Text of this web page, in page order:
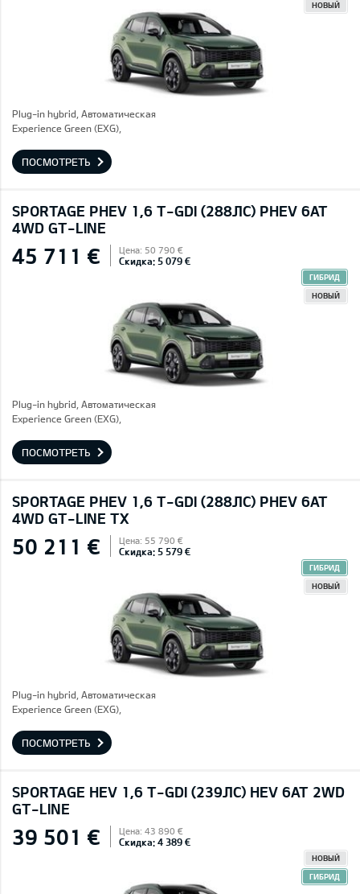
НОВЫЙ
Plug-in hybrid, Автоматическая
Experience Green (EXG),
ПОСМОТРЕТЬ
SPORTAGE PHEV 1,6 T-GDI (288ЛС) PHEV 6AT
4WD GT-LINE
45 711 € Цена: 50 790 €
Скидка: 5 079 €
ГИБРИД
НОВЫЙ
Plug-in hybrid, Автоматическая
Experience Green (EXG),
ПОСМОТРЕТЬ
SPORTAGE PHEV 1,6 T-GDI (288ЛС) PHEV 6AT
4WD GT-LINE TX
50 211 € Цена: 55 790 €
Скидка: 5 579 €
ГИБРИД
НОВЫЙ
Plug-in hybrid, Автоматическая
Experience Green (EXG),
ПОСМОТРЕТЬ
SPORTAGE HEV 1,6 T-GDI (239ЛС) HEV 6AT 2WD
GT-LINE
39 501 € Цена: 43 890 €
Скидка: 4 389 €
НОВЫЙ
ГИБРИД